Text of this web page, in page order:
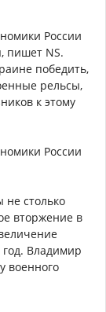
России
пишет NS.
победить,
рельсы,
к этому
России
не столько
вторжение в
год. Владимир
военного